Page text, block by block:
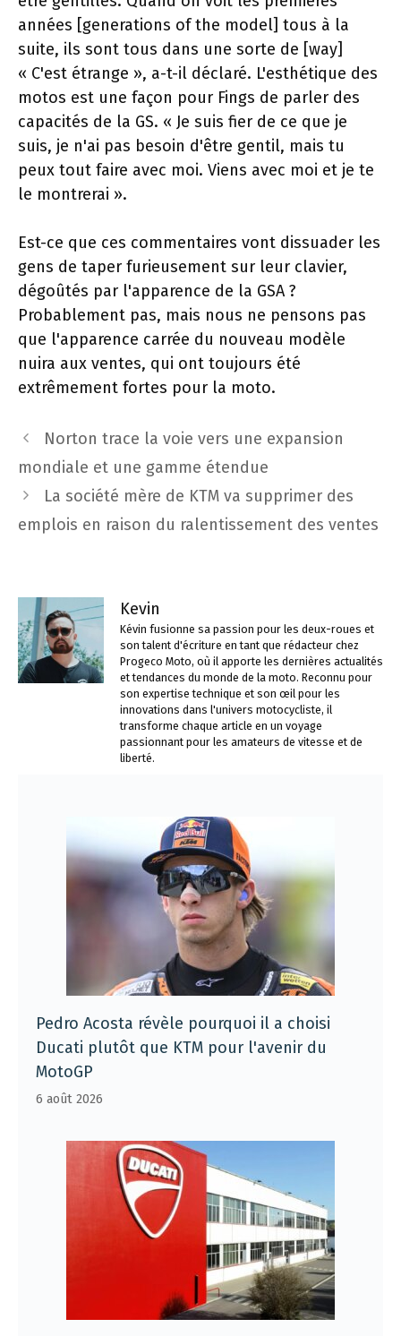
années [generations of the model] tous à la
suite, ils sont tous dans une sorte de [way]
« C'est étrange », a-t-il déclaré. L'esthétique des
motos est une façon pour Fings de parler des
capacités de la GS. « Je suis fier de ce que je
suis, je n'ai pas besoin d'être gentil, mais tu
peux tout faire avec moi. Viens avec moi et je te
le montrerai ».
Est-ce que ces commentaires vont dissuader les
gens de taper furieusement sur leur clavier,
dégoûtés par l'apparence de la GSA ?
Probablement pas, mais nous ne pensons pas
que l'apparence carrée du nouveau modèle
nuira aux ventes, qui ont toujours été
extrêmement fortes pour la moto.
Navigation
des
Norton trace la voie vers une expansion
mondiale et une gamme étendue
La société mère de KTM va supprimer des
emplois en raison du ralentissement des ventes
Kevin
Kévin fusionne sa passion pour les deux-roues et
son talent d'écriture en tant que rédacteur chez
Progeco Moto, où il apporte les dernières actualités
et tendances du monde de la moto. Reconnu pour
son expertise technique et son œil pour les
innovations dans l'univers motocycliste, il
transforme chaque article en un voyage
passionnant pour les amateurs de vitesse et de
liberté.
Pedro Acosta révèle pourquoi il a choisi
Ducati plutôt que KTM pour l'avenir du
MotoGP
6 août 2026